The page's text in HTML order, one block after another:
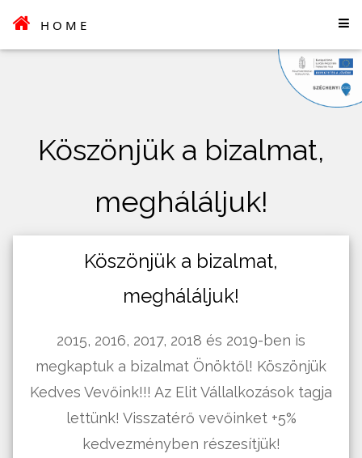
HOME
Köszönjük a bizalmat,
megháláljuk!
Köszönjük a bizalmat,
megháláljuk!
2015, 2016, 2017, 2018 és 2019-ben is
megkaptuk a bizalmat Önöktől! Köszönjük
Kedves Vevőink!!! Az Elit Vállalkozások tagja
lettünk! Visszatérő vevőinket +5%
kedvezményben részesí­tjük!